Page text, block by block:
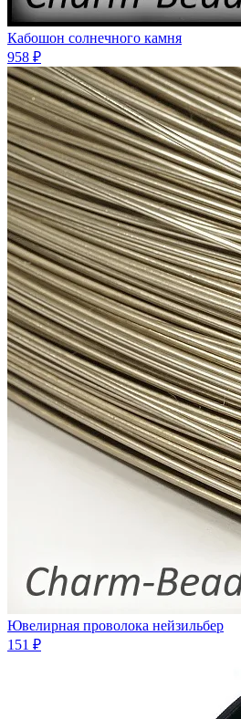
Кабошон солнечного камня
958 ₽
Ювелирная проволока нейзильбер
151 ₽